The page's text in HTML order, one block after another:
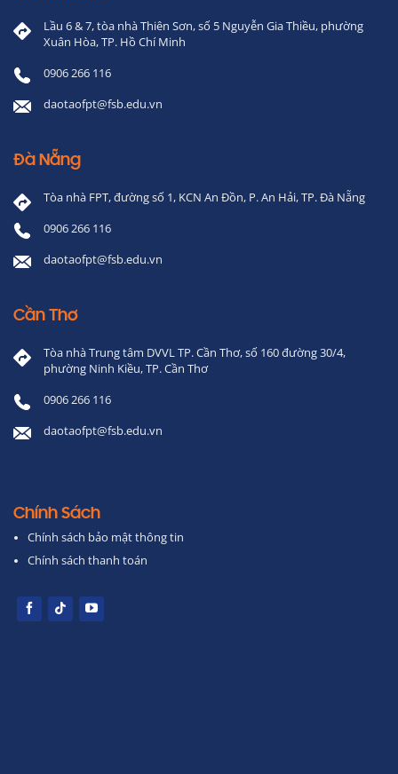
Lầu 6 & 7, tòa nhà Thiên Sơn, số 5 Nguyễn Gia Thiều, phường
Xuân Hòa, TP. Hồ Chí Minh
0906 266 116
daotaofpt@fsb.edu.vn
Đà Nẵng
Tòa nhà FPT, đường số 1, KCN An Đồn, P. An Hải, TP. Đà Nẵng
0906 266 116
daotaofpt@fsb.edu.vn
Cần Thơ
Tòa nhà Trung tâm DVVL TP. Cần Thơ, số 160 đường 30/4,
phường Ninh Kiều, TP. Cần Thơ
0906 266 116
daotaofpt@fsb.edu.vn
Chính Sách
Chính sách bảo mật thông tin
Chính sách thanh toán